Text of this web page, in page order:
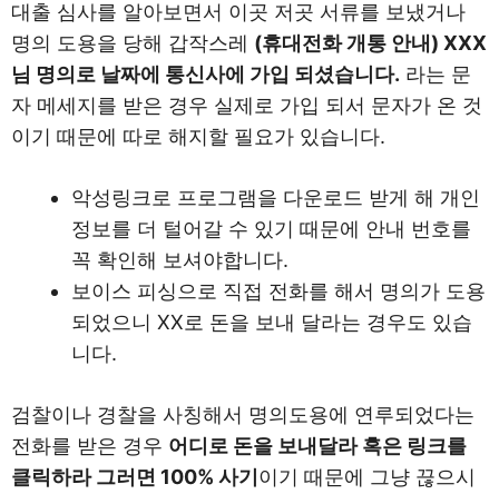
대출 심사를 알아보면서 이곳 저곳 서류를 보냈거나
명의 도용을 당해 갑작스레 (휴대전화 개통 안내) XXX
님 명의로 날짜에 통신사에 가입 되셨습니다. 라는 문
자 메세지를 받은 경우 실제로 가입 되서 문자가 온 것
이기 때문에 따로 해지할 필요가 있습니다.
악성링크로 프로그램을 다운로드 받게 해 개인
정보를 더 털어갈 수 있기 때문에 안내 번호를
꼭 확인해 보셔야합니다.
보이스 피싱으로 직접 전화를 해서 명의가 도용
되었으니 XX로 돈을 보내 달라는 경우도 있습
니다.
검찰이나 경찰을 사칭해서 명의도용에 연루되었다는
전화를 받은 경우 어디로 돈을 보내달라 혹은 링크를
클릭하라 그러면 100% 사기이기 때문에 그냥 끊으시